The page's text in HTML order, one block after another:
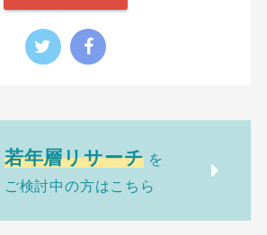
若年層リサーチ を
ご検討中の方はこちら